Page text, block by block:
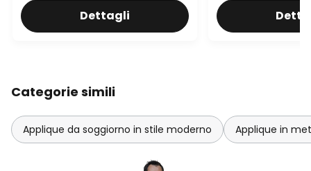
Dettagli
Categorie simili
Applique da soggiorno in stile moderno Applique in